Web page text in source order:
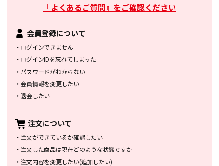
『よくあるご質問』をご確認ください
会員登録について
・ ログインできません
・ ログインIDを忘れてしまった
・ パスワードがわからない
・ 会員情報を変更したい
・ 退会したい
注文について
・ 注文ができているか確認したい
・ 注文した商品は現在どのような状態ですか
・ 注文内容を変更したい(追加したい)